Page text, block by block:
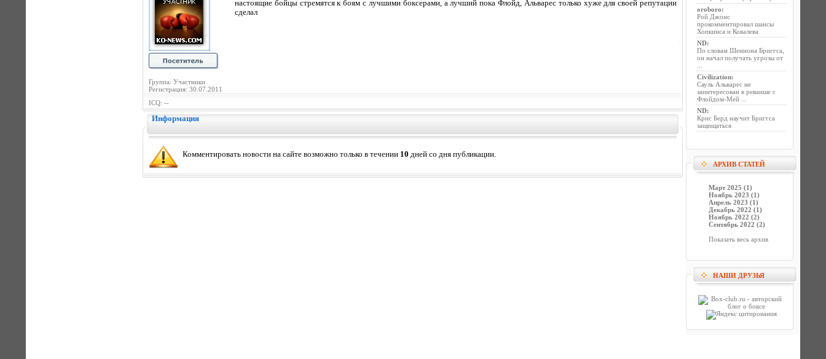
Группа: Участники
Регистрация: 30.07.2011
настоящие бойцы стремятся к боям с лучшими боксерами, а лучший пока Флойд, Альварес только хуже для своей репутации
сделал
ICQ: --
Информация
Комментировать новости на сайте возможно только в течении 10 дней со дня публикации.
oroboro:
Рой Джонс
прокомментировал шансы
Хопкинса и Ковалева
ND:
По словам Шеннона Бриггса,
он начал получать угрозы от
Civilization:
Сауль Альварес не
заинтересован в реванше с
Флойдом-Мей ...
ND:
Крис Берд научит Бриггса
защищаться
АРХИВ СТАТЕЙ
Март 2025 (1)
Ноябрь 2023 (1)
Апрель 2023 (1)
Декабрь 2022 (1)
Ноябрь 2022 (2)
Сентябрь 2022 (2)
Показать весь архив
НАШИ ДРУЗЬЯ